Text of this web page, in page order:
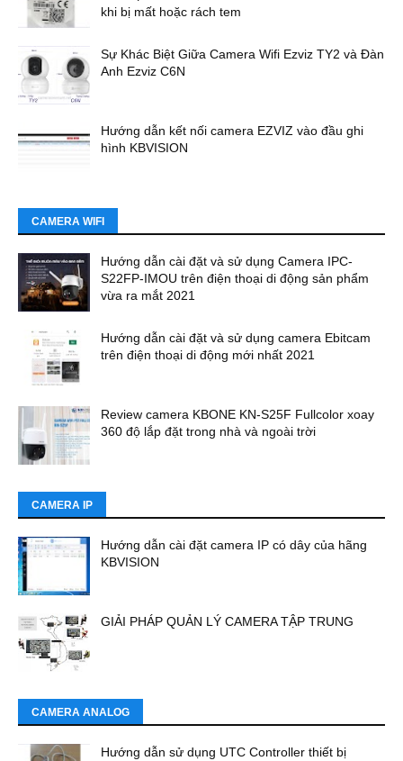
khi bị mất hoặc rách tem
Sự Khác Biệt Giữa Camera Wifi Ezviz TY2 và Đàn
Anh Ezviz C6N
Hướng dẫn kết nối camera EZVIZ vào đầu ghi
hình KBVISION
CAMERA WIFI
Hướng dẫn cài đặt và sử dụng Camera IPC-
S22FP-IMOU trên điện thoại di động sản phẩm
vừa ra mắt 2021
Hướng dẫn cài đặt và sử dụng camera Ebitcam
trên điện thoại di động mới nhất 2021
Review camera KBONE KN-S25F Fullcolor xoay
360 độ lắp đặt trong nhà và ngoài trời
CAMERA IP
Hướng dẫn cài đặt camera IP có dây của hãng
KBVISION
GIẢI PHÁP QUẢN LÝ CAMERA TẬP TRUNG
CAMERA ANALOG
Hướng dẫn sử dụng UTC Controller thiết bị